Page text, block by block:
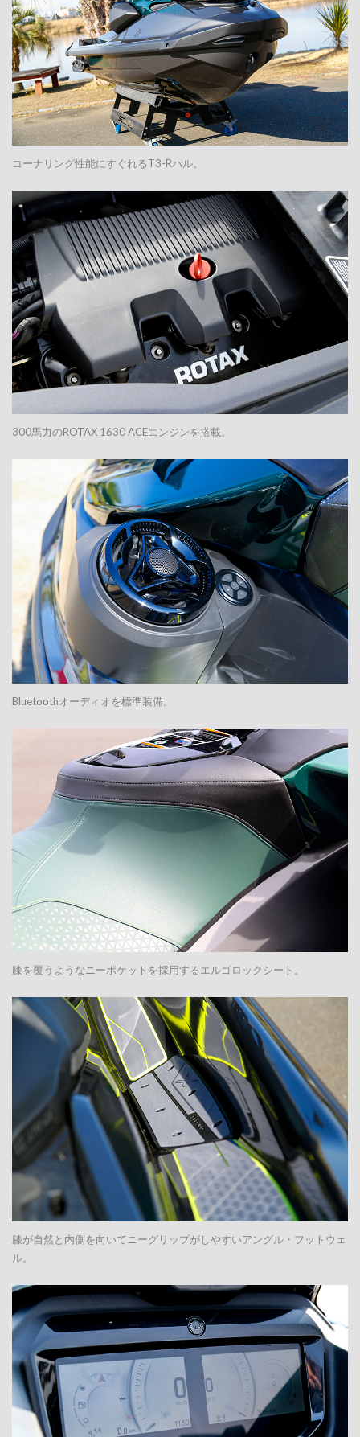
コーナリング性能にすぐれるT3-Rハル。
300馬力のROTAX 1630 ACEエンジンを搭載。
Bluetoothオーディオを標準装備。
膝を覆うようなニーポケットを採用するエルゴロックシート。
膝が自然と内側を向いてニーグリップがしやすいアングル・フットウェ
ル。